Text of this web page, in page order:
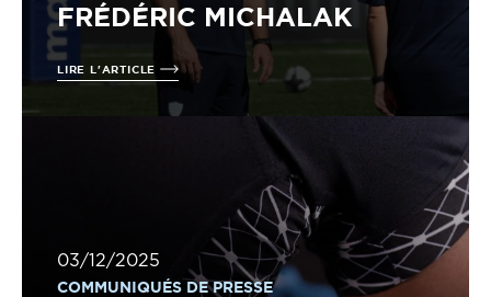
FRÉDÉRIC MICHALAK
LIRE L'ARTICLE
03/12/2025
COMMUNIQUÉS DE PRESSE